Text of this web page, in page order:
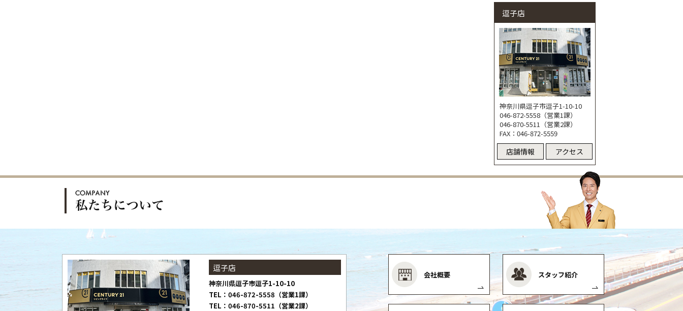
逗子店
神奈川県逗子市逗子1-10-10
046-872-5558（営業1課）
046-870-5511（営業2課）
FAX：046-872-5559
店舗情報 アクセス
逗子店
神奈川県逗子市逗子1-10-10
TEL：046-872-5558（営業1課）
TEL：046-870-5511（営業2課）
会社概要 スタッフ紹介